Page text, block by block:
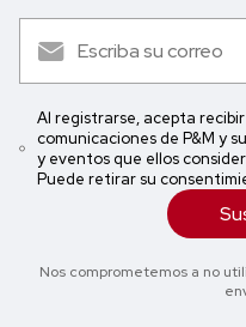
Al registrarse, acepta
comunicaciones de P&M y
y eventos que ellos
Puede retirar su
Nos comprometemos a no